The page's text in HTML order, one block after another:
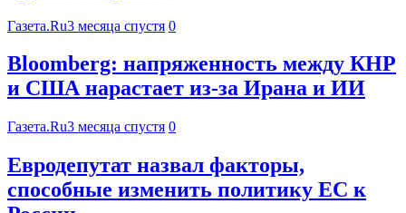
Газета.Ru3 месяца спустя 0
Bloomberg: напряженность между КНР
и США нарастает из-за Ирана и ИИ
Газета.Ru3 месяца спустя 0
Евродепутат назвал факторы,
способные изменить политику ЕС к